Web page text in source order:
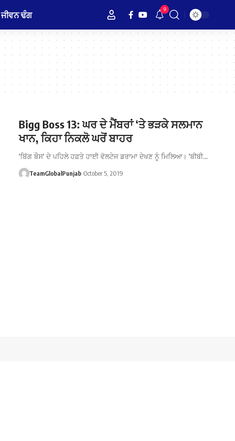
ਜੀਵਨ ਢੰਗ 9
Bigg Boss 13: ਘਰ ਦੇ ਮੈਂਬਰਾਂ ‘ਤੇ ਭੜਕੇ ਸਲਮਾਨ
ਖਾਨ, ਕਿਹਾ ਨਿਕਲੋ ਘਰੋਂ ਬਾਹਰ
'ਬਿੱਗ ਬੌਸ' ਦੇ ਪਹਿਲੇ ਹਫ਼ਤੇ ਹਾਈ ਵੋਲਟੇਜ ਡਰਾਮਾ ਦੇਖਣ ਨੂੰ ਮਿਲਿਆ। 'ਬੀਬੀ…
TeamGlobalPunjab October 5, 2019